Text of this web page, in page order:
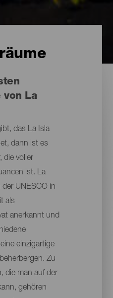
von La
das La Isla
dann ist es
die voller
ist. La
UNESCO in
als
anerkannt und
einzigartige
Zu
die man auf der
gehören